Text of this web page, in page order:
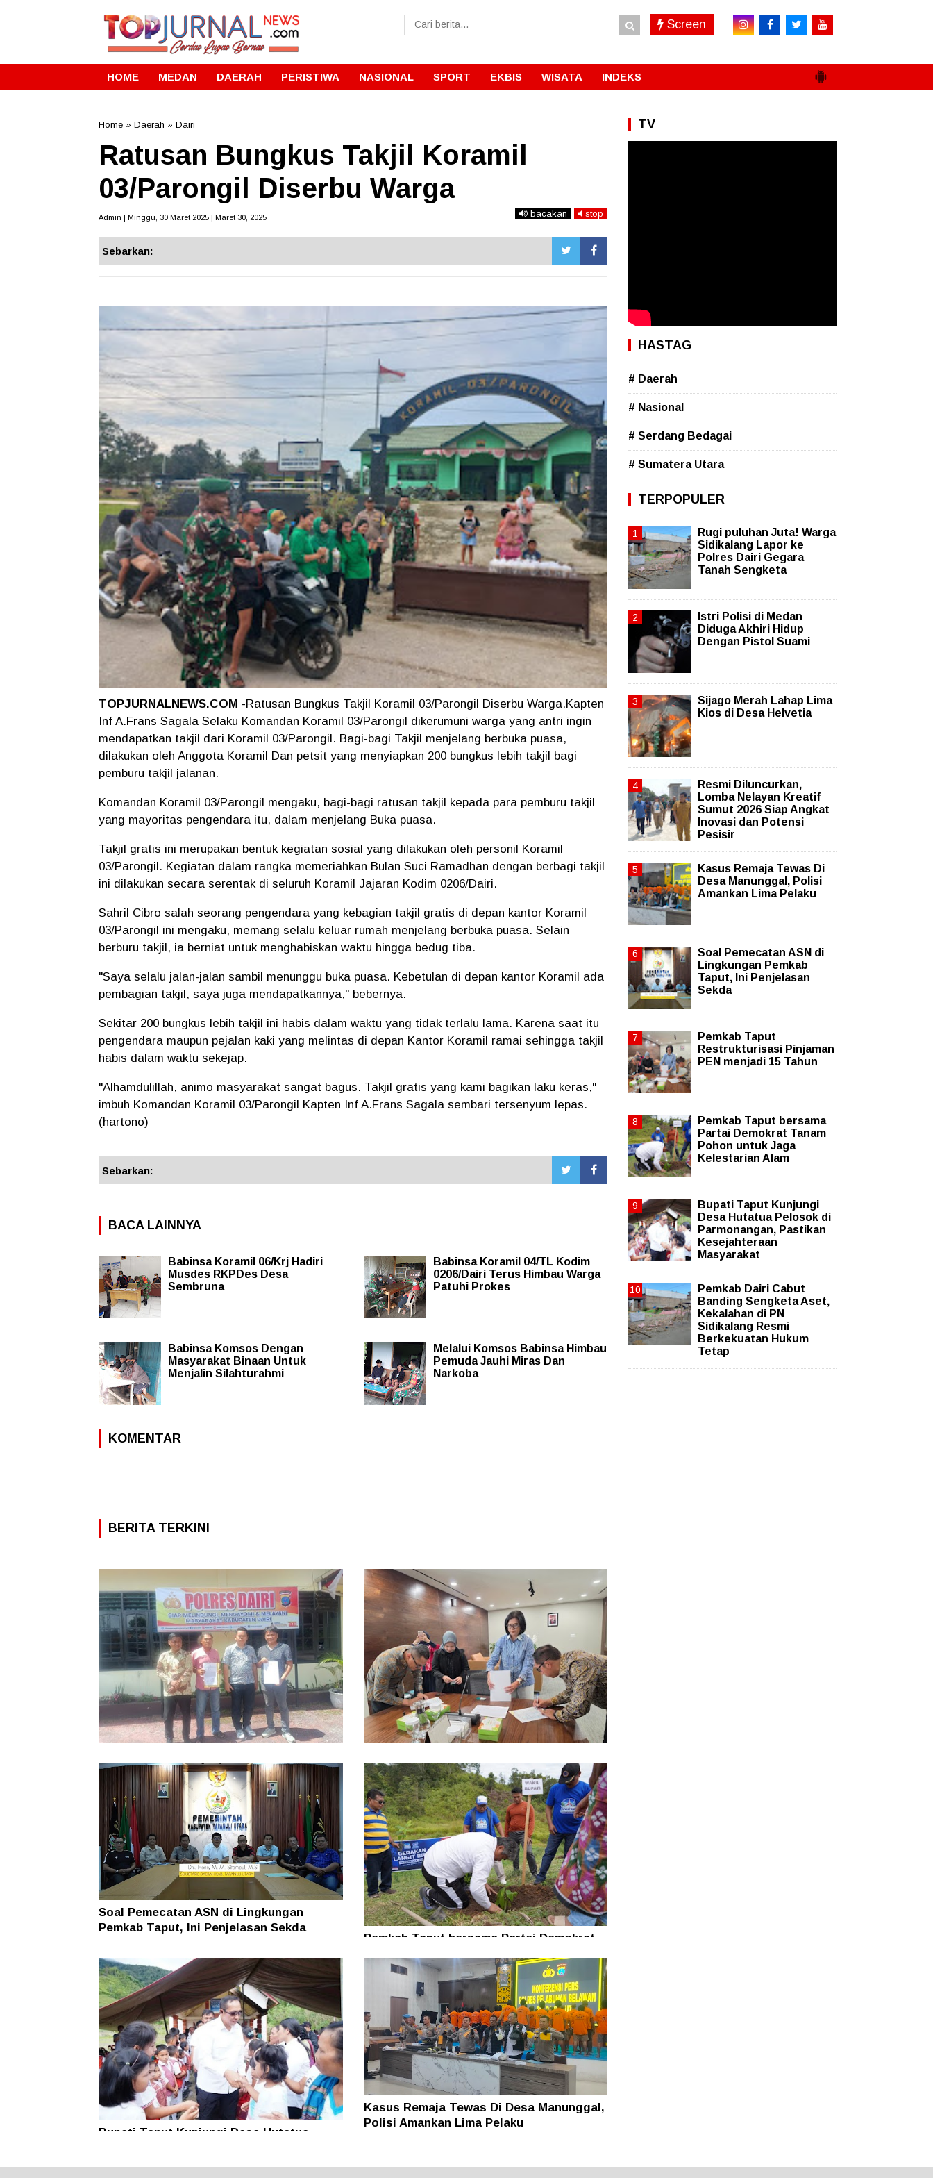
Screen
HOME MEDAN DAERAH PERISTIWA NASIONAL SPORT EKBIS WISATA INDEKS
Home » Daerah » Dairi
Ratusan Bungkus Takjil Koramil
03/Parongil Diserbu Warga
Admin | Minggu, 30 Maret 2025 | Maret 30, 2025 bacakan stop
Sebarkan:
TOPJURNALNEWS.COM -Ratusan Bungkus Takjil Koramil 03/Parongil Diserbu Warga.Kapten
Inf A.Frans Sagala Selaku Komandan Koramil 03/Parongil dikerumuni warga yang antri ingin
mendapatkan takjil dari Koramil 03/Parongil. Bagi-bagi Takjil menjelang berbuka puasa,
dilakukan oleh Anggota Koramil Dan petsit yang menyiapkan 200 bungkus lebih takjil bagi
pemburu takjil jalanan.
Komandan Koramil 03/Parongil mengaku, bagi-bagi ratusan takjil kepada para pemburu takjil
yang mayoritas pengendara itu, dalam menjelang Buka puasa.
Takjil gratis ini merupakan bentuk kegiatan sosial yang dilakukan oleh personil Koramil
03/Parongil. Kegiatan dalam rangka memeriahkan Bulan Suci Ramadhan dengan berbagi takjil
ini dilakukan secara serentak di seluruh Koramil Jajaran Kodim 0206/Dairi.
Sahril Cibro salah seorang pengendara yang kebagian takjil gratis di depan kantor Koramil
03/Parongil ini mengaku, memang selalu keluar rumah menjelang berbuka puasa. Selain
berburu takjil, ia berniat untuk menghabiskan waktu hingga bedug tiba.
"Saya selalu jalan-jalan sambil menunggu buka puasa. Kebetulan di depan kantor Koramil ada
pembagian takjil, saya juga mendapatkannya," bebernya.
Sekitar 200 bungkus lebih takjil ini habis dalam waktu yang tidak terlalu lama. Karena saat itu
pengendara maupun pejalan kaki yang melintas di depan Kantor Koramil ramai sehingga takjil
habis dalam waktu sekejap.
"Alhamdulillah, animo masyarakat sangat bagus. Takjil gratis yang kami bagikan laku keras,"
imbuh Komandan Koramil 03/Parongil Kapten Inf A.Frans Sagala sembari tersenyum lepas.
(hartono)
Sebarkan:
BACA LAINNYA
Babinsa Koramil 06/Krj Hadiri
Musdes RKPDes Desa
Sembruna
Babinsa Koramil 04/TL Kodim
0206/Dairi Terus Himbau Warga
Patuhi Prokes
Babinsa Komsos Dengan
Masyarakat Binaan Untuk
Menjalin Silahturahmi
Melalui Komsos Babinsa Himbau
Pemuda Jauhi Miras Dan
Narkoba
KOMENTAR
BERITA TERKINI
Dugaan Pengrusakan Bangunan Rugikan
Ratusan Juta Dilaporkan ke Polres Dairi,
Kuasa Hukum Minta Pelaku Diusut
Pemkab Taput Restrukturisasi Pinjaman
PEN menjadi 15 Tahun‎
Soal Pemecatan ASN di Lingkungan
Pemkab Taput, Ini Penjelasan Sekda
Pemkab Taput bersama Partai Demokrat
Alam
Bupati Taput Kunjungi Desa Hutatua
Kasus Remaja Tewas Di Desa Manunggal,
Polisi Amankan Lima Pelaku
TV
HASTAG
# Daerah
# Nasional
# Serdang Bedagai
# Sumatera Utara
TERPOPULER
Rugi puluhan Juta! Warga
Sidikalang Lapor ke
Polres Dairi Gegara
Tanah Sengketa
Istri Polisi di Medan
Diduga Akhiri Hidup
Dengan Pistol Suami
Sijago Merah Lahap Lima
Kios di Desa Helvetia
Resmi Diluncurkan,
Lomba Nelayan Kreatif
Sumut 2026 Siap Angkat
Inovasi dan Potensi
Pesisir
Kasus Remaja Tewas Di
Desa Manunggal, Polisi
Amankan Lima Pelaku
Soal Pemecatan ASN di
Lingkungan Pemkab
Taput, Ini Penjelasan
Sekda
Pemkab Taput
Restrukturisasi Pinjaman
PEN menjadi 15 Tahun‎
Pemkab Taput bersama
Partai Demokrat Tanam
Pohon untuk Jaga
Kelestarian Alam
Bupati Taput Kunjungi
Desa Hutatua Pelosok di
Parmonangan, Pastikan
Kesejahteraan
Masyarakat
Pemkab Dairi Cabut
Banding Sengketa Aset,
Kekalahan di PN
Sidikalang Resmi
Berkekuatan Hukum
Tetap